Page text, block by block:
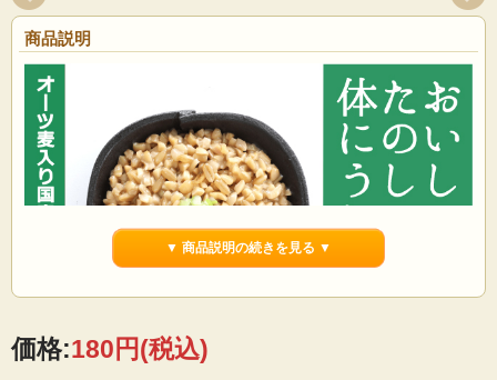
商品説明
▼ 商品説明の続きを見る ▼
価格:180円(税込)